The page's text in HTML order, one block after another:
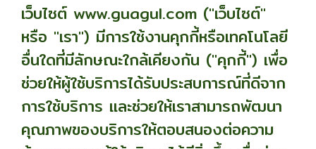
เว็บไซต์ www.guagul.com ("เว็บไซต์"
หรือ "เรา") มีการใช้งานคุกกี้หรือเทคโนโลยี
อื่นใดที่มีลักษณะใกล้เคียงกัน ("คุกกี้") เพื่อ
ช่วยให้ผู้ใช้บริการได้รับประสบการณ์ที่ดีจาก
การใช้บริการ และช่วยให้เราสามารถพัฒนา
คุณภาพของบริการให้ตอบสนองต่อความ